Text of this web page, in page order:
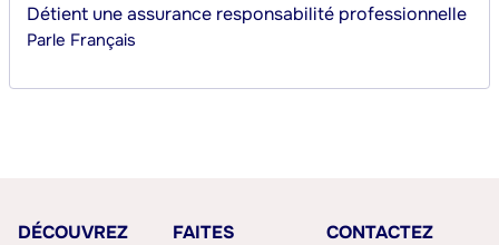
Détient une assurance responsabilité professionnelle
Parle Français
DÉCOUVREZ
FAITES
CONTACTEZ